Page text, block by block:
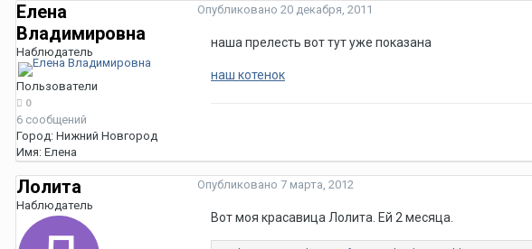
Елена
Владимировна
Наблюдатель
Пользователи
0
6 сообщений
Город: Нижний Новгород
Имя: Елена
Опубликовано 20 декабря, 2011
наша прелесть вот тут уже показана
наш котенок
Лолита
Наблюдатель
Опубликовано 7 марта, 2012
Вот моя красавица Лолита. Ей 2 месяца.